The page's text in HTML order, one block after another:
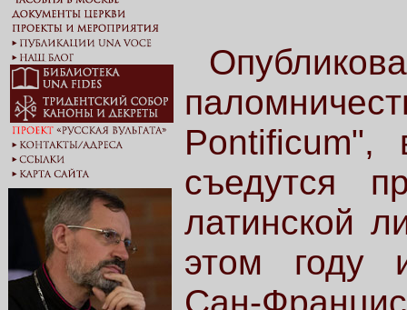
съедутся
латинской
этом году